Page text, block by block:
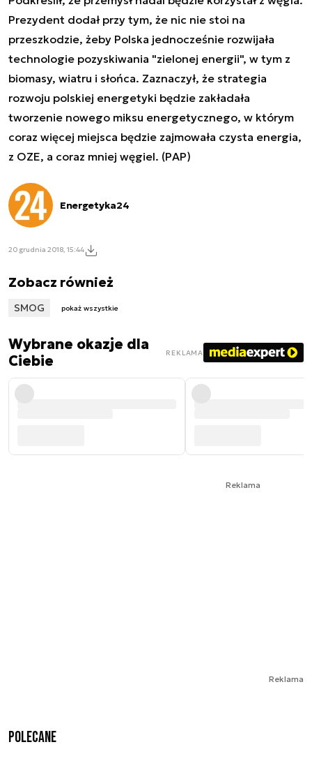
Prezydent dodał przy tym, że nic nie stoi na
przeszkodzie, żeby Polska jednocześnie rozwijała
technologie pozyskiwania "zielonej energii", w tym z
biomasy, wiatru i słońca. Zaznaczył, że strategia
rozwoju polskiej energetyki będzie zakładała
tworzenie nowego miksu energetycznego, w którym
coraz więcej miejsca będzie zajmowała czysta energia,
z OZE, a coraz mniej węgiel. (PAP)
Energetyka24
20 grudnia 2018, 15:44
Zobacz również
SMOG pokaż wszystkie
Wybrane okazje dla
Ciebie
REKLAMA
Reklama
Reklama
Polecane